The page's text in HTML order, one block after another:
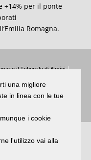
+14% per il ponte
Romagna.
il Tribunale di Rimini|
una migliore
in linea con le tue
i cookie
l'utilizzo vai alla